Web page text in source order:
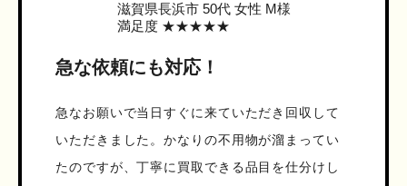
滋賀県長浜市50代 女性 M様
満足度 ★★★★★
急な依頼にも対応！
急なお願いで当日すぐに来ていただき回収して
いただきました。かなりの不用物が溜まってい
たのですが、丁寧に買取できる品目を仕分けし